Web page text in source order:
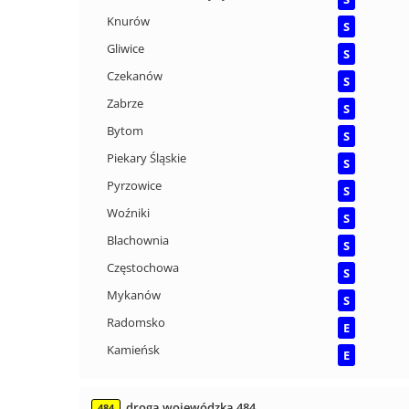
Knurów
S
Gliwice
S
Czekanów
S
Zabrze
S
Bytom
S
Piekary Śląskie
S
Pyrzowice
S
Woźniki
S
Blachownia
S
Częstochowa
S
Mykanów
S
Radomsko
E
Kamieńsk
E